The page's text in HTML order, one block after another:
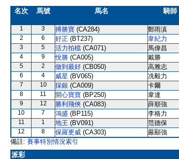
名次 馬號 馬名 騎師
1 3 搏勝寶 (CA284) 鄭雨滇
2
6 好正 (BT237) 韋紀力
3
5 活力拍檔 (CA071) 馬偉昌
4
9 悅勝 (CA005) 戴勝
5
2 做到最好 (CB050) 高雅志
6
4 威星 (BV065) 冼毅力
7
10 採銀 (CA009) 卡爾
8
11 開心寶寶 (BP250) 韋達
9
12 勝利飛俠 (CA083) 薛順強
10
7 鴻盛 (BP115) 李格力
11
1 地王 (BV091) 范德保
12
8 保羅更威 (CA303) 嚴顯強
備註: 賽事特別情況索引
派彩